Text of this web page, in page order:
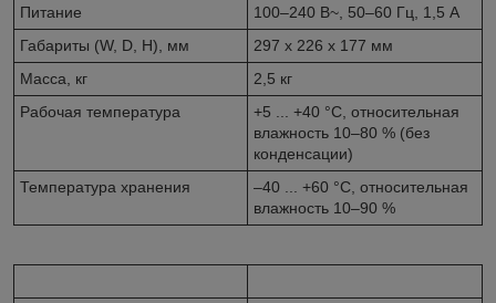
Питание
100–240 В~, 50–60 Гц, 1,5 А
Габариты (W, D, H), мм
297 x 226 x 177 мм
Масса, кг
2,5 кг
Рабочая температура
+5 ... +40 °C, относительная
влажность 10–80 % (без
конденсации)
Температура хранения
–40 ... +60 °C, относительная
влажность 10–90 %